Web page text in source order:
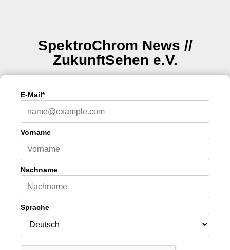
SpektroChrom News //
ZukunftSehen e.V.
E-Mail*
Vorname
Nachname
Sprache